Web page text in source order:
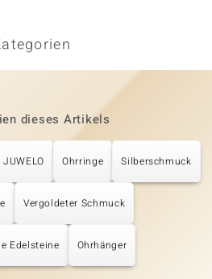
dieses Artikels
Ohrringe Silberschmuck
Vergoldeter Schmuck
Edelsteine Ohrhänger